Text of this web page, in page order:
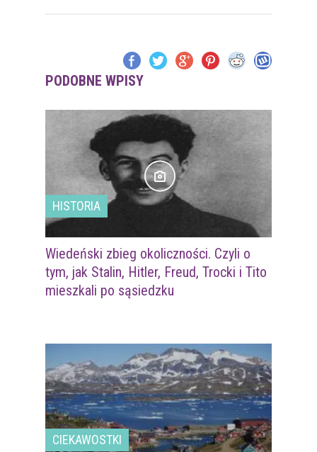
PODOBNE WPISY
HISTORIA
Wiedeński zbieg okoliczności. Czyli o
tym, jak Stalin, Hitler, Freud, Trocki i Tito
mieszkali po sąsiedzku
CIEKAWOSTKI